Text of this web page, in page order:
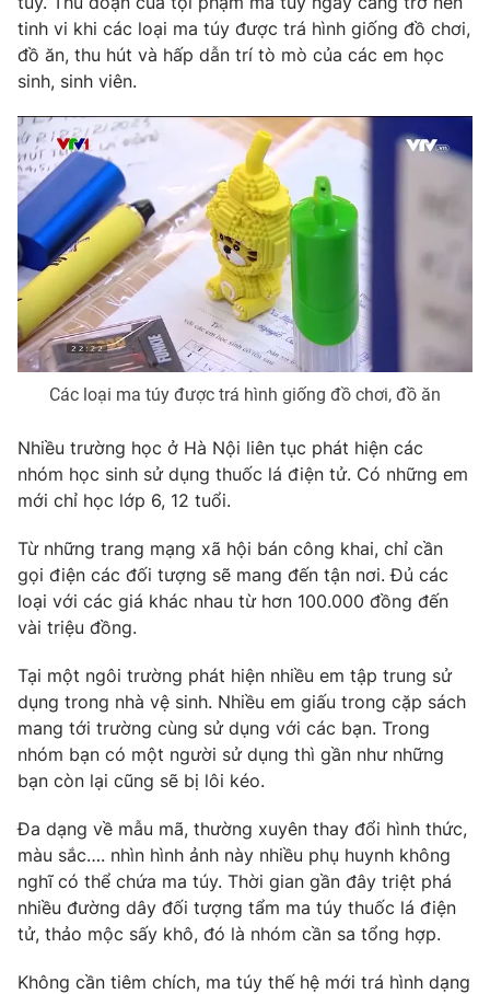
Liên hệ quảng cáo:024-7300.7108
® Cấm sao chép dưới mọi hình thức nếu không có sự chấp
thuận bằng văn bản. Ghi rõ nguồn VTV.vn khi phát hành lại
thông tin từ website này.
tinh vi khi các loại ma túy được trá hình giống đồ chơi,
đồ ăn, thu hút và hấp dẫn trí tò mò của các em học
sinh, sinh viên.
Các loại ma túy được trá hình giống đồ chơi, đồ ăn
Nhiều trường học ở Hà Nội liên tục phát hiện các
nhóm học sinh sử dụng thuốc lá điện tử. Có những em
mới chỉ học lớp 6, 12 tuổi.
Từ những trang mạng xã hội bán công khai, chỉ cần
gọi điện các đối tượng sẽ mang đến tận nơi. Đủ các
loại với các giá khác nhau từ hơn 100.000 đồng đến
vài triệu đồng.
Tại một ngôi trường phát hiện nhiều em tập trung sử
dụng trong nhà vệ sinh. Nhiều em giấu trong cặp sách
mang tới trường cùng sử dụng với các bạn. Trong
nhóm bạn có một người sử dụng thì gần như những
bạn còn lại cũng sẽ bị lôi kéo.
Đa dạng về mẫu mã, thường xuyên thay đổi hình thức,
màu sắc…. nhìn hình ảnh này nhiều phụ huynh không
nghĩ có thể chứa ma túy. Thời gian gần đây triệt phá
nhiều đường dây đối tượng tẩm ma túy thuốc lá điện
tử, thảo mộc sấy khô, đó là nhóm cần sa tổng hợp.
Không cần tiêm chích, ma túy thế hệ mới trá hình dạng